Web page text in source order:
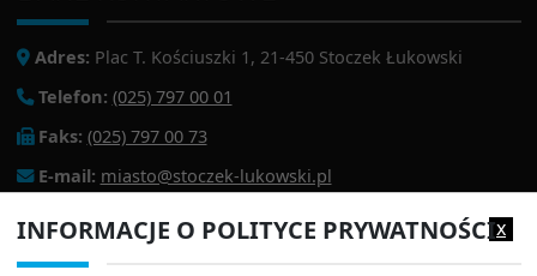
Adres: Plac T. Kościuszki 1, 21-450 Stoczek Łukowski
Telefon: (025) 797 00 01
Faks: (025) 797 00 73
E-mail: miasto@stoczek-lukowski.pl
x
INFORMACJE O POLITYCE PRYWATNOŚCI